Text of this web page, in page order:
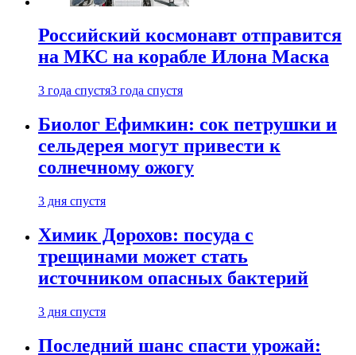
Российский космонавт отправится
на МКС на корабле Илона Маска
3 года спустя3 года спустя
Биолог Ефимкин: сок петрушки и
сельдерея могут привести к
солнечному ожогу
3 дня спустя
Химик Дорохов: посуда с
трещинами может стать
источником опасных бактерий
3 дня спустя
Последний шанс спасти урожай: